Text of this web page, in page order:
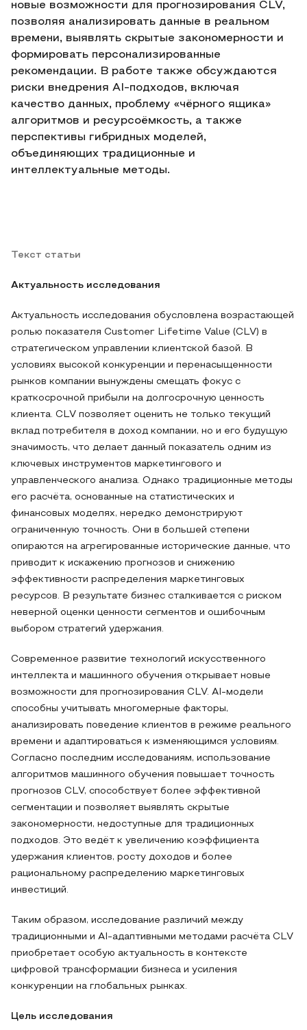
новые возможности для прогнозирования CLV,
позволяя анализировать данные в реальном
времени, выявлять скрытые закономерности и
формировать персонализированные
рекомендации. В работе также обсуждаются
риски внедрения AI-подходов, включая
качество данных, проблему «чёрного ящика»
алгоритмов и ресурсоёмкость, а также
перспективы гибридных моделей,
объединяющих традиционные и
интеллектуальные методы.
Текст статьи
Актуальность исследования
Актуальность исследования обусловлена возрастающей
ролью показателя Customer Lifetime Value (CLV) в
стратегическом управлении клиентской базой. В
условиях высокой конкуренции и перенасыщенности
рынков компании вынуждены смещать фокус с
краткосрочной прибыли на долгосрочную ценность
клиента. CLV позволяет оценить не только текущий
вклад потребителя в доход компании, но и его будущую
значимость, что делает данный показатель одним из
ключевых инструментов маркетингового и
управленческого анализа. Однако традиционные методы
его расчёта, основанные на статистических и
финансовых моделях, нередко демонстрируют
ограниченную точность. Они в большей степени
опираются на агрегированные исторические данные, что
приводит к искажению прогнозов и снижению
эффективности распределения маркетинговых
ресурсов. В результате бизнес сталкивается с риском
неверной оценки ценности сегментов и ошибочным
выбором стратегий удержания.
Современное развитие технологий искусственного
интеллекта и машинного обучения открывает новые
возможности для прогнозирования CLV. AI-модели
способны учитывать многомерные факторы,
анализировать поведение клиентов в режиме реального
времени и адаптироваться к изменяющимся условиям.
Согласно последним исследованиям, использование
алгоритмов машинного обучения повышает точность
прогнозов CLV, способствует более эффективной
сегментации и позволяет выявлять скрытые
закономерности, недоступные для традиционных
подходов. Это ведёт к увеличению коэффициента
удержания клиентов, росту доходов и более
рациональному распределению маркетинговых
инвестиций.
Таким образом, исследование различий между
традиционными и AI-адаптивными методами расчёта CLV
приобретает особую актуальность в контексте
цифровой трансформации бизнеса и усиления
конкуренции на глобальных рынках.
Цель исследования